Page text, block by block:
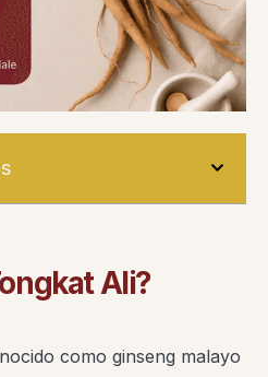
Ali?
como ginseng malayo